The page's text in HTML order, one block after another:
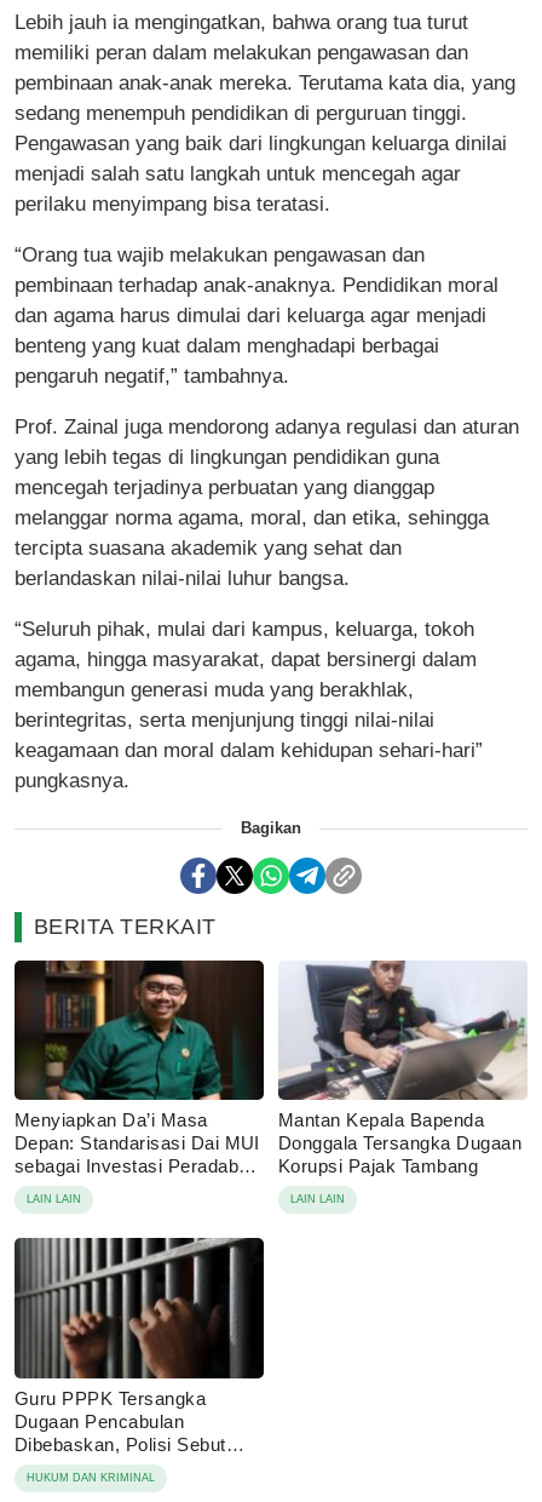
Lebih jauh ia mengingatkan, bahwa orang tua turut
memiliki peran dalam melakukan pengawasan dan
pembinaan anak-anak mereka. Terutama kata dia, yang
sedang menempuh pendidikan di perguruan tinggi.
Pengawasan yang baik dari lingkungan keluarga dinilai
menjadi salah satu langkah untuk mencegah agar
perilaku menyimpang bisa teratasi.
“Orang tua wajib melakukan pengawasan dan
pembinaan terhadap anak-anaknya. Pendidikan moral
dan agama harus dimulai dari keluarga agar menjadi
benteng yang kuat dalam menghadapi berbagai
pengaruh negatif,” tambahnya.
Prof. Zainal juga mendorong adanya regulasi dan aturan
yang lebih tegas di lingkungan pendidikan guna
mencegah terjadinya perbuatan yang dianggap
melanggar norma agama, moral, dan etika, sehingga
tercipta suasana akademik yang sehat dan
berlandaskan nilai-nilai luhur bangsa.
“Seluruh pihak, mulai dari kampus, keluarga, tokoh
agama, hingga masyarakat, dapat bersinergi dalam
membangun generasi muda yang berakhlak,
berintegritas, serta menjunjung tinggi nilai-nilai
keagamaan dan moral dalam kehidupan sehari-hari”
pungkasnya.
Bagikan
BERITA TERKAIT
Menyiapkan Da’i Masa
Depan: Standarisasi Dai MUI
sebagai Investasi Peradaban
di Era Disrupsi Digital
LAIN LAIN
Mantan Kepala Bapenda
Donggala Tersangka Dugaan
Korupsi Pajak Tambang
LAIN LAIN
Guru PPPK Tersangka
Dugaan Pencabulan
Dibebaskan, Polisi Sebut
Laporan Dicabut Keluarga
Korban
HUKUM DAN KRIMINAL